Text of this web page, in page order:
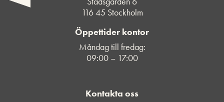
116 45 Stockholm
Öppettider kontor
Måndag till fredag:
09:00 – 17:00
Kontakta oss